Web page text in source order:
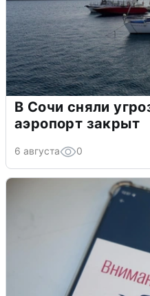
В Сочи сняли
аэропорт закрыт
6 августа 0